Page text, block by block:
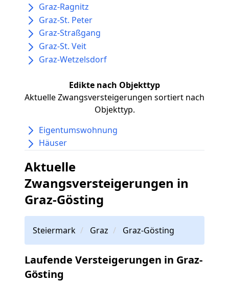
Graz-Ragnitz
Graz-St. Peter
Graz-Straßgang
Graz-St. Veit
Graz-Wetzelsdorf
Edikte nach Objekttyp
Aktuelle Zwangsversteigerungen sortiert nach
Objekttyp.
Eigentumswohnung
Häuser
Aktuelle
Zwangsversteigerungen in
Graz-Gösting
Steiermark Graz Graz-Gösting
Laufende Versteigerungen in Graz-
Gösting